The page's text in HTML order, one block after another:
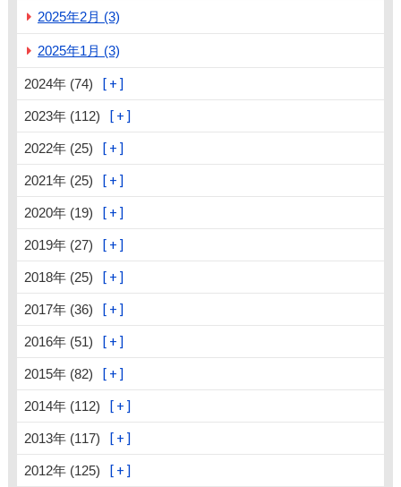
2025年2月 (3)
2025年1月 (3)
2024年 (74)
2023年 (112)
2022年 (25)
2021年 (25)
2020年 (19)
2019年 (27)
2018年 (25)
2017年 (36)
2016年 (51)
2015年 (82)
2014年 (112)
2013年 (117)
2012年 (125)